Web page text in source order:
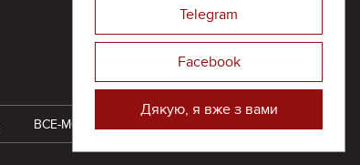
Telegram
Facebook
Дякую, я вже з вами
ВСЕ-МОЖЛИВО